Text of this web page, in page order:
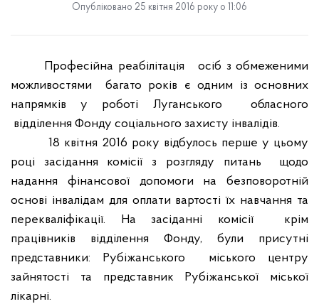
Опубліковано 25 квітня 2016 року о 11:06
Професійна реабілітація
осіб з обмеженими
можливостями
багато років є одним із основних
напрямків у роботі Луганського
обласного
відділення Фонду соціального захисту інвалідів.
18 квітня 2016 року відбулось перше у цьому
році засідання комісії з розгляду питань
щодо
надання фінансової допомоги на безповоротній
основі інвалідам для оплати вартості їх навчання та
перекваліфікації. На засіданні комісії
крім
працівників відділення Фонду, були присутні
представники: Рубіжанського
міського центру
зайнятості та представник Рубіжанської міської
лікарні.